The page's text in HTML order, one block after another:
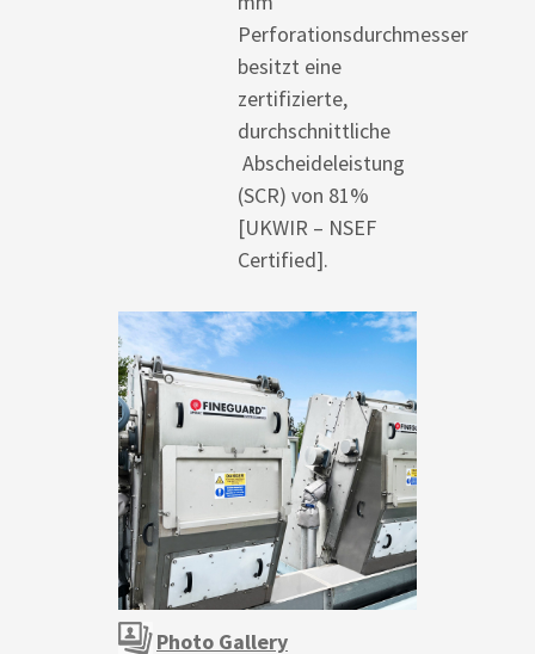
Perforationsdurchmesser
besitzt eine
zertifizierte,
durchschnittliche
Abscheideleistung
(SCR) von 81%
[UKWIR – NSEF
Certified].
Photo Gallery